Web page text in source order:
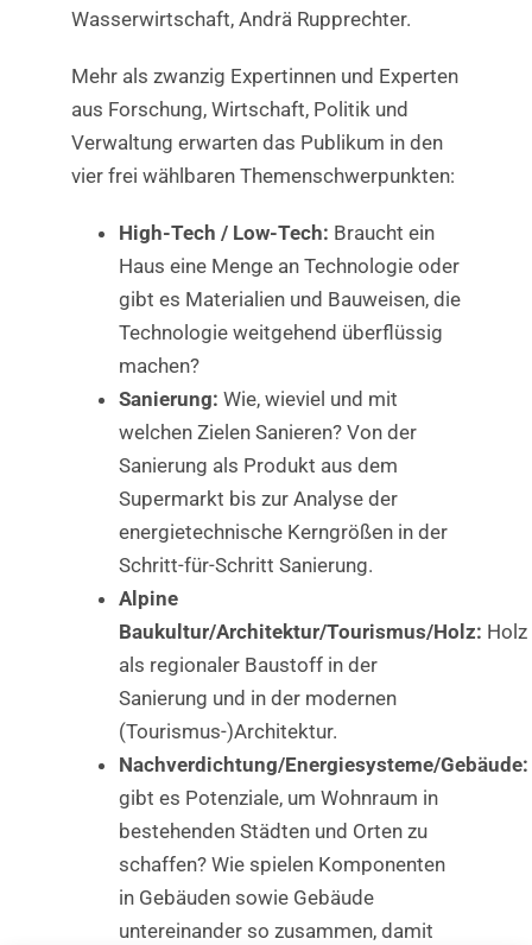
Wasserwirtschaft, Andrä Rupprechter.
Mehr als zwanzig Expertinnen und Experten
aus Forschung, Wirtschaft, Politik und
Verwaltung erwarten das Publikum in den
vier frei wählbaren Themenschwerpunkten:
High-Tech / Low-Tech: Braucht ein
Haus eine Menge an Technologie oder
gibt es Materialien und Bauweisen, die
Technologie weitgehend überflüssig
machen?
Sanierung: Wie, wieviel und mit
welchen Zielen Sanieren? Von der
Sanierung als Produkt aus dem
Supermarkt bis zur Analyse der
energietechnische Kerngrößen in der
Schritt-für-Schritt Sanierung.
Alpine
Baukultur/Architektur/Tourismus/Holz: Holz
als regionaler Baustoff in der
Sanierung und in der modernen
(Tourismus-)Architektur.
Nachverdichtung/Energiesysteme/Gebäude:
gibt es Potenziale, um Wohnraum in
bestehenden Städten und Orten zu
schaffen? Wie spielen Komponenten
in Gebäuden sowie Gebäude
untereinander so zusammen, damit